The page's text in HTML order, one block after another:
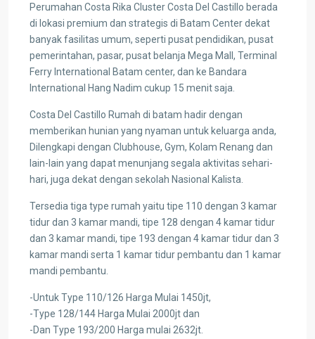
Perumahan Costa Rika Cluster Costa Del Castillo berada
di lokasi premium dan strategis di Batam Center dekat
banyak fasilitas umum, seperti pusat pendidikan, pusat
pemerintahan, pasar, pusat belanja Mega Mall, Terminal
Ferry International Batam center, dan ke Bandara
International Hang Nadim cukup 15 menit saja.
Costa Del Castillo Rumah di batam hadir dengan
memberikan hunian yang nyaman untuk keluarga anda,
Dilengkapi dengan Clubhouse, Gym, Kolam Renang dan
lain-lain yang dapat menunjang segala aktivitas sehari-
hari, juga dekat dengan sekolah Nasional Kalista.
Tersedia tiga type rumah yaitu tipe 110 dengan 3 kamar
tidur dan 3 kamar mandi, tipe 128 dengan 4 kamar tidur
dan 3 kamar mandi, tipe 193 dengan 4 kamar tidur dan 3
kamar mandi serta 1 kamar tidur pembantu dan 1 kamar
mandi pembantu.
-Untuk Type 110/126 Harga Mulai 1450jt,
-Type 128/144 Harga Mulai 2000jt dan
-Dan Type 193/200 Harga mulai 2632jt.